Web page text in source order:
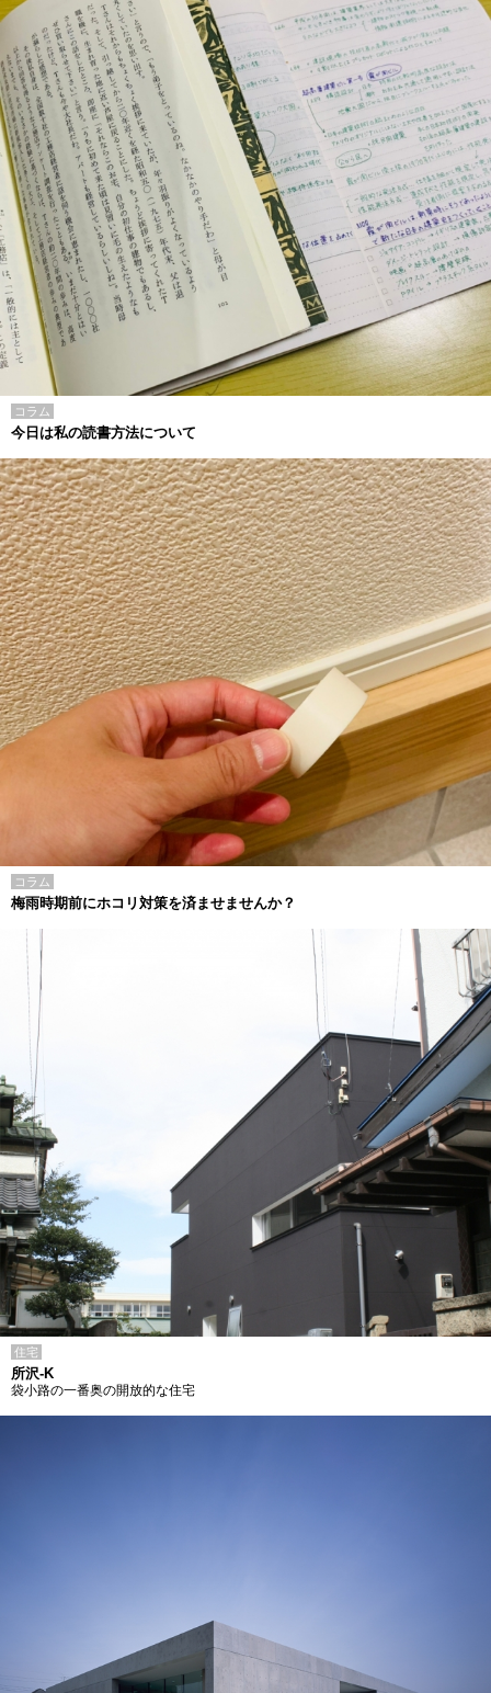
コラム
今日は私の読書方法について
コラム
梅雨時期前にホコリ対策を済ませませんか？
住宅
所沢-K
袋小路の一番奥の開放的な住宅